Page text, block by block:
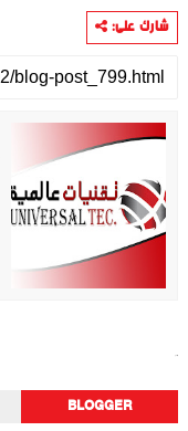
شارك على:
BLOGGER